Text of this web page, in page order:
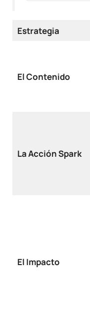
Estrategia
El Contenido
La Acción Spark
El Impacto